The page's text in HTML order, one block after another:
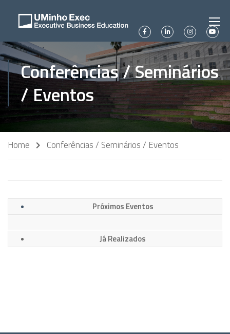
Conferências / Seminários
/ Eventos
Home Conferências / Seminários / Eventos
Próximos Eventos
Já Realizados